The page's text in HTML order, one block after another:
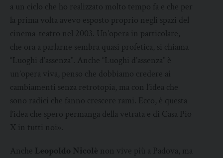
a un ciclo che ho realizzato molto tempo fa e che per
la prima volta avevo esposto proprio negli spazi del
cinema-teatro nel 2003. Un’opera in particolare,
che ora a parlarne sembra quasi profetica, si chiama
“Luoghi d’assenza”. Anche “Luoghi d’assenza” è
un’opera viva, penso che dobbiamo credere ai
cambiamenti senza retrotopia, ma con l’idea che
sono radici che fanno crescere rami. Ecco, è questa
l’idea che spero permanga della vetrata e di Casa Pio
X in tutti noi».
Anche Leopoldo Nicolè non vive più a Padova, ma